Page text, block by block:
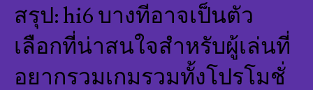
สรุป: hi6 บางทีอาจเป็นตัว
เลือกที่น่าสนใจสำหรับผู้เล่นที่
อยากรวมเกมรวมทั้งโปรโมชั่